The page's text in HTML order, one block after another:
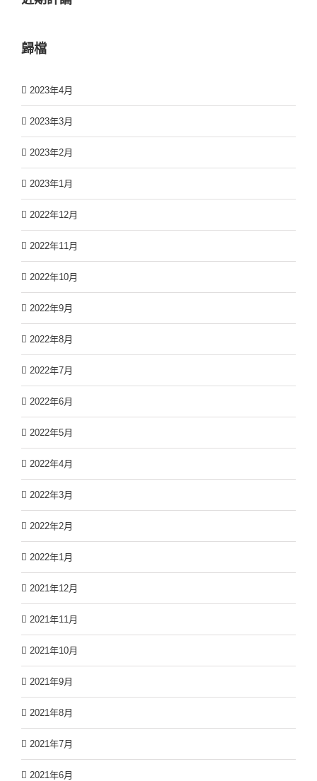
歸檔
2023年4月
2023年3月
2023年2月
2023年1月
2022年12月
2022年11月
2022年10月
2022年9月
2022年8月
2022年7月
2022年6月
2022年5月
2022年4月
2022年3月
2022年2月
2022年1月
2021年12月
2021年11月
2021年10月
2021年9月
2021年8月
2021年7月
2021年6月